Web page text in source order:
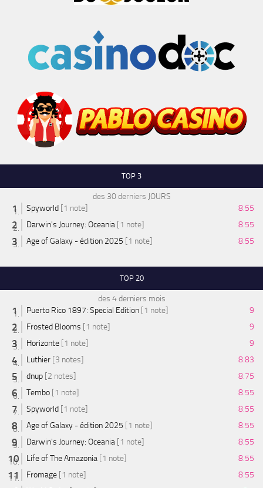
TOP 3
des 30 derniers JOURS
Spyworld [1 note]
8.55
Darwin's Journey: Oceania [1 note]
8.55
Age of Galaxy - édition 2025 [1 note] 8.55
TOP 20
des 4 derniers mois
Puerto Rico 1897: Special Edition [1 note]
9
Frosted Blooms [1 note]
9
Horizonte [1 note]
9
Luthier [3 notes]
8.83
dnup [2 notes]
8.75
Tembo [1 note]
8.55
Spyworld [1 note]
8.55
Age of Galaxy - édition 2025 [1 note]
8.55
Darwin's Journey: Oceania [1 note]
8.55
Life of The Amazonia [1 note]
8.55
Fromage [1 note]
8.55